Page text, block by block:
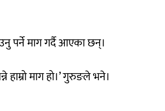
पर्ने माग गर्दै आएका छन्।
माग हो।’ गुरुङले भने।